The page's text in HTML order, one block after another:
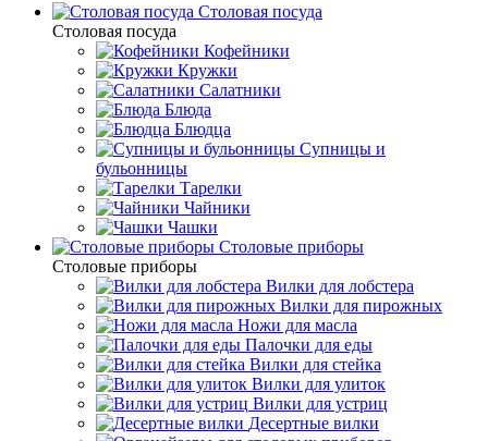
Столовая посуда
Столовая посуда
Кофейники
Кружки
Салатники
Блюда
Блюдца
Супницы и
бульонницы
Тарелки
Чайники
Чашки
Cтоловые приборы
Cтоловые приборы
Вилки для лобстера
Вилки для пирожных
Ножи для масла
Палочки для еды
Вилки для стейка
Вилки для улиток
Вилки для устриц
Десертные вилки